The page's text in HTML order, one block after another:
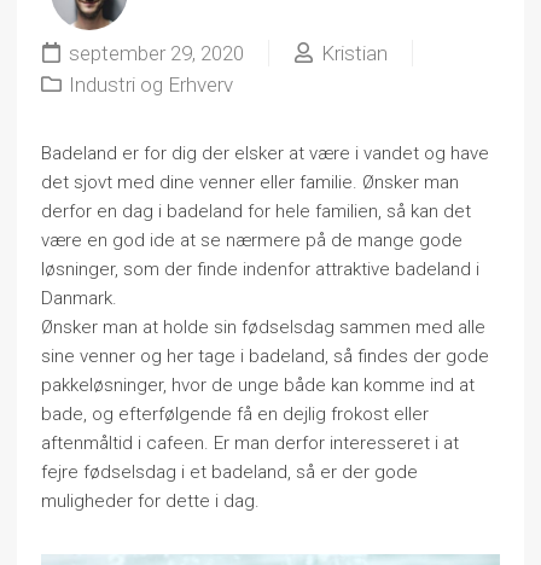
september 29, 2020
Kristian
Industri og Erhverv
Badeland er for dig der elsker at være i vandet og have
det sjovt med dine venner eller familie. Ønsker man
derfor en dag i badeland for hele familien, så kan det
være en god ide at se nærmere på de mange gode
løsninger, som der finde indenfor attraktive badeland i
Danmark.
Ønsker man at holde sin fødselsdag sammen med alle
sine venner og her tage i badeland, så findes der gode
pakkeløsninger, hvor de unge både kan komme ind at
bade, og efterfølgende få en dejlig frokost eller
aftenmåltid i cafeen. Er man derfor interesseret i at
fejre fødselsdag i et badeland, så er der gode
muligheder for dette i dag.